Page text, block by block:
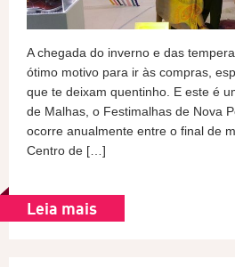
A chegada do inverno e das
ótimo motivo para ir às compras,
que te deixam quentinho. E este é
de Malhas, o Festimalhas de Nova
ocorre anualmente entre o final de
Centro de […]
Leia mais